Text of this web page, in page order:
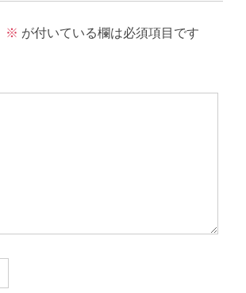
※ が付いている欄は必須項目です